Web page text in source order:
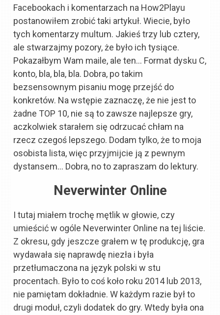
Facebookach i komentarzach na How2Playu
postanowiłem zrobić taki artykuł. Wiecie, było
tych komentarzy multum. Jakieś trzy lub cztery,
ale stwarzajmy pozory, że było ich tysiące.
Pokazałbym Wam maile, ale ten… Format dysku C,
konto, bla, bla, bla. Dobra, po takim
bezsensownym pisaniu mogę przejść do
konkretów. Na wstępie zaznaczę, że nie jest to
żadne TOP 10, nie są to zawsze najlepsze gry,
aczkolwiek starałem się odrzucać chłam na
rzecz czegoś lepszego. Dodam tylko, że to moja
osobista lista, więc przyjmijcie ją z pewnym
dystansem… Dobra, no to zapraszam do lektury.
Neverwinter Online
I tutaj miałem trochę mętlik w głowie, czy
umieścić w ogóle Neverwinter Online na tej liście.
Z okresu, gdy jeszcze grałem w tę produkcję, gra
wydawała się naprawdę niezła i była
przetłumaczona na język polski w stu
procentach. Było to coś koło roku 2014 lub 2013,
nie pamiętam dokładnie. W każdym razie był to
drugi moduł, czyli dodatek do gry. Wtedy była ona